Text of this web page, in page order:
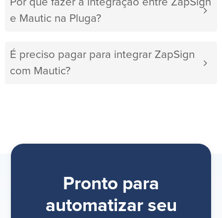
Por que fazer a integração entre ZapSign
e Mautic na Pluga?
É preciso pagar para integrar ZapSign
com Mautic?
Pronto para
automatizar seu